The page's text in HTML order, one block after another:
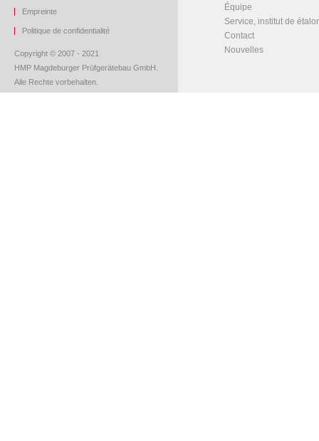
Empreinte
Politique de confidentialité
Copyright © 2007 - 2021
HMP Magdeburger Prüfgerätebau GmbH.
Alle Rechte vorbehalten.
Équipe
Service, institut de
Contact
Nouvelles